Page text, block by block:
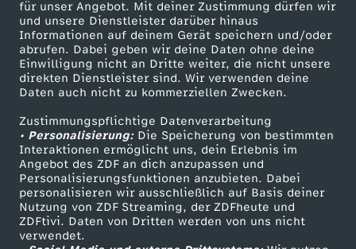
für unser Angebot. Mit deiner Zustimmung dürfen wir
und unsere Dienstleister darüber hinaus
Informationen auf deinem Gerät speichern und/oder
abrufen. Dabei geben wir deine Daten ohne deine
Einwilligung nicht an Dritte weiter, die nicht unsere
direkten Dienstleister sind. Wir verwenden deine
Daten auch nicht zu kommerziellen Zwecken.
Zustimmungspflichtige Datenverarbeitung
• Personalisierung:Die Speicherung von bestimmten
Interaktionen ermöglicht uns, dein Erlebnis im
Angebot des ZDF an dich anzupassen und
Personalisierungsfunktionen anzubieten. Dabei
personalisieren wir ausschließlich auf Basis deiner
Nutzung von ZDF Streaming, der ZDFheute und
ZDFtivi. Daten von Dritten werden von uns nicht
verwendet.
r
a
i
n
e
-
Mehr ZDF
ZDF-Apps
Smart TV
ZDFtext
Livestreams
Sendungen A-Z
TV-Programm
Service
ZDFmitreden
Kontakt zum ZDF
Tickets
Zuschauerservice
Hilfe